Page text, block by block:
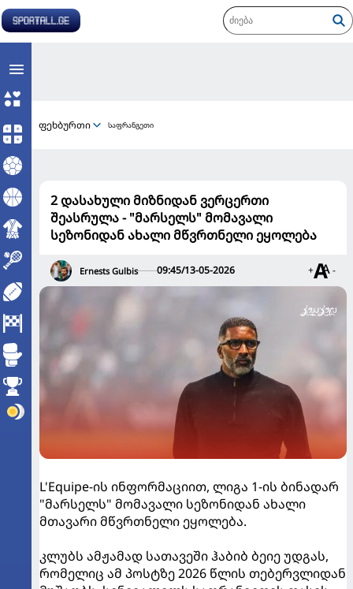
ფეხბურთი საფრანგეთი
2 დასახული მიზნიდან ვერცერთი
შეასრულა - "მარსელს" მომავალი
სეზონიდან ახალი მწვრთნელი ეყოლება
Ernests Gulbis 09:45/13-05-2026 + -
L'Equipe-ის ინფორმაციით, ლიგა 1-ის ბინადარ
"მარსელს" მომავალი სეზონიდან ახალი
მთავარი მწვრთნელი ეყოლება.
კლუბს ამჟამად სათავეში ჰაბიბ ბეიე უდგას,
რომელიც ამ პოსტზე 2026 წლის თებერვლიდან